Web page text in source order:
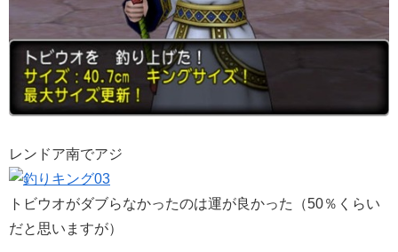
レンドア南でアジ
トビウオがダブらなかったのは運が良かった（50％くらい
だと思いますが）